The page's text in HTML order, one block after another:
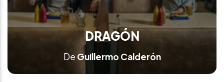
DRAGÓN
De Guillermo Calderón